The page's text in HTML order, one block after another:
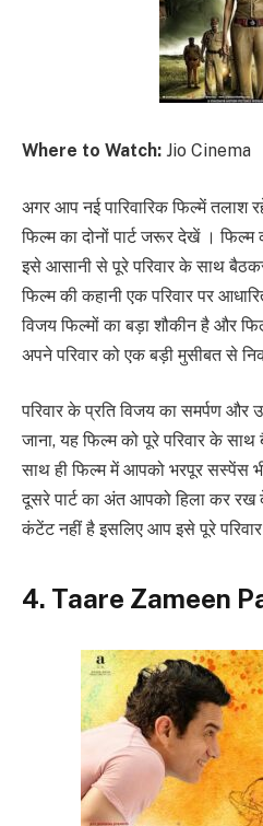
Where to Watch: Jio Cinema
अगर आप नई पारिवारिक फिल्में तलाश
फिल्म का दोनों पार्ट जरूर देखें । फिल्म
इसे आसानी से पूरे परिवार के साथ
फिल्म की कहानी एक परिवार पर
विजय फिल्मों का बड़ा शौकीन है और
अपने परिवार को एक बड़ी मुसीबत से
परिवार के प्रति विजय का समर्पण और
जाना, यह फिल्म को पूरे परिवार के
साथ ही फिल्म में आपको भरपूर सस्पेंस
दूसरे पार्ट का अंत आपको हिला कर रख
कंटेंट नहीं है इसलिए आप इसे पूरे
4. Taare Zameen